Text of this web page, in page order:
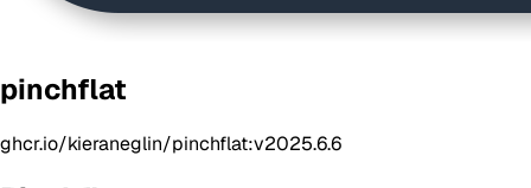
pinchflat
ghcr.io/kieraneglin/pinchflat:v2025.6.6